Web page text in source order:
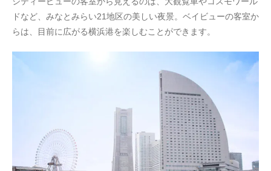
ドなど、みなとみらい21地区の美しい夜景。ベイビューの客室か
らは、目前に広がる横浜港を楽しむことができます。